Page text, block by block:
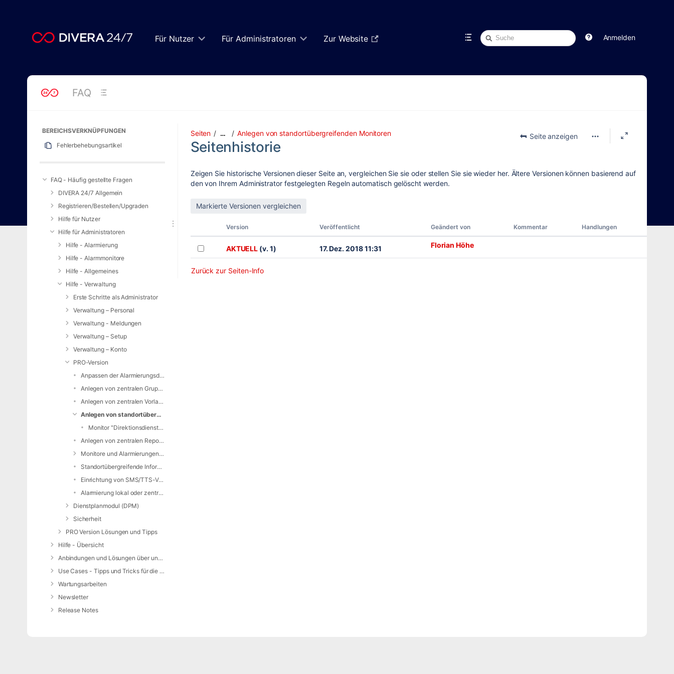
assistive.skiplink.to.breadcrumbs
assistive.skiplink.to.header.menu
Für Nutzer Für Administratoren Zur Website Anmelden
Schnellsuche
FAQ
BEREICHSVERKNÜPFUNGEN
Fehlerbehebungsartikel
FAQ - Häufig gestellte Fragen
DIVERA 24/7 Allgemein
Registrieren/Bestellen/Upgraden
Hilfe für Nutzer
Hilfe für Administratoren
Hilfe - Alarmierung
Hilfe - Alarmmonitore
Hilfe - Allgemeines
Hilfe - Verwaltung
Erste Schritte als Administrator
Verwaltung – Personal
Verwaltung - Meldungen
Verwaltung – Setup
Verwaltung – Konto
PRO-Version
Anpassen der Alarmierungsdaten
Anlegen von zentralen Gruppen (PRO-Version)
Anlegen von zentralen Vorlagen (PRO-Version)
Anlegen von standortübergreifenden Monitoren
Monitor "Direktionsdienst / Einsatzleiter vom Dienst"
Anlegen von zentralen Reports
Monitore und Alarmierungen für zentrale Benutzer/Administratoren
Standortübergreifende Informationen und Rückmeldungen
Einrichtung von SMS/TTS-Versand in PRO-Einheit
Alarmierung lokal oder zentral Speichern
Dienstplanmodul (DPM)
Sicherheit
PRO Version Lösungen und Tipps
Hilfe - Übersicht
Anbindungen und Lösungen über unsere Web-Schnittstelle (REST-API)
Use Cases - Tipps und Tricks für die Anwendung von DIVERA 24/7
Wartungsarbeiten
Newsletter
Release Notes
Seite anzeigen
Seiten … Anlegen von standortübergreifenden Monitoren
Seitenhistorie
Zeigen Sie historische Versionen dieser Seite an, vergleichen Sie sie oder stellen Sie sie wieder her. Ältere Versionen können basierend auf
den von Ihrem Administrator festgelegten Regeln automatisch gelöscht werden.
Version Veröffentlicht Geändert von Kommentar Handlungen
AKTUELL (v. 1) 17. Dez. 2018 11:31 Florian Höhe
Zurück zur Seiten-Info